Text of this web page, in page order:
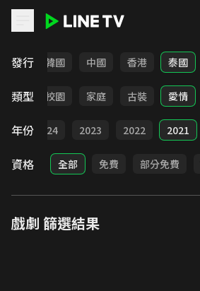
發行
日本 韓國 中國 香港 泰國
類型
職場 校園 家庭 古裝 愛情
年份 2024 2023 2022 2021
資格 全部 免費 部分免費
戲劇 篩選結果